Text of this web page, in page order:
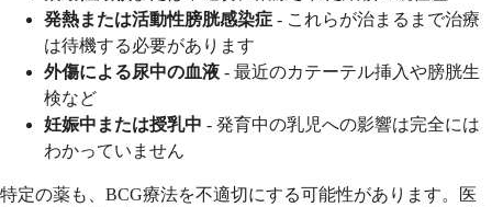
発熱または活動性膀胱感染症 - これらが治まるまで治療
は待機する必要があります
外傷による尿中の血液 - 最近のカテーテル挿入や膀胱生
検など
妊娠中または授乳中 - 発育中の乳児への影響は完全には
わかっていません
特定の薬も、BCG療法を不適切にする可能性があります。医